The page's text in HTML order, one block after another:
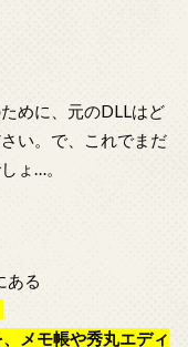
めに、元のDLLはど
い。で、これでまだ
ょ…。
ある
メモ帳や秀丸エディ